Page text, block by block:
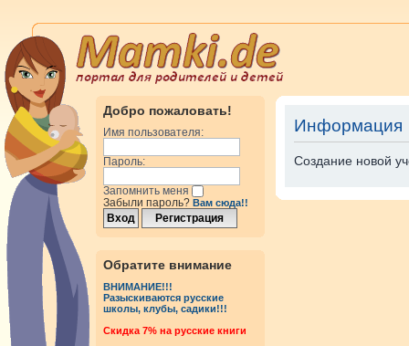
Добро пожаловать!
Имя пользователя:
Пароль:
Запомнить меня
Забыли пароль? Вам сюда!!
Обратите внимание
ВНИМАНИЕ!!!
Разыскиваются русские
школы, клубы, садики!!!
Cкидка 7% на русские книги
Информация
Создание новой